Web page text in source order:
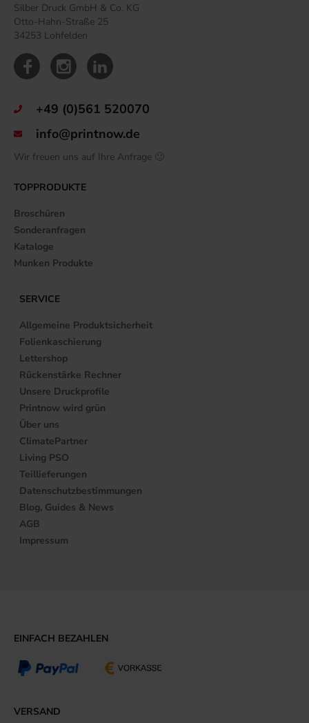
Silber Druck GmbH & Co. KG
Otto-Hahn-Straße 25
34253 Lohfelden
+49 (0)561 520070
info@printnow.de
Wir freuen uns auf Ihre Anfrage 🙂
TOPPRODUKTE
Broschüren
Sonderanfragen
Kataloge
Munken Produkte
SERVICE
Allgemeine Produktsicherheit
Folienkaschierung
Lettershop
Rückenstärke Rechner
Unsere Druckprofile
Printnow wird grün
Über uns
ClimatePartner
Living PSO
Teillieferungen
Datenschutzbestimmungen
Blog, Guides & News
AGB
Impressum
EINFACH BEZAHLEN
VERSAND